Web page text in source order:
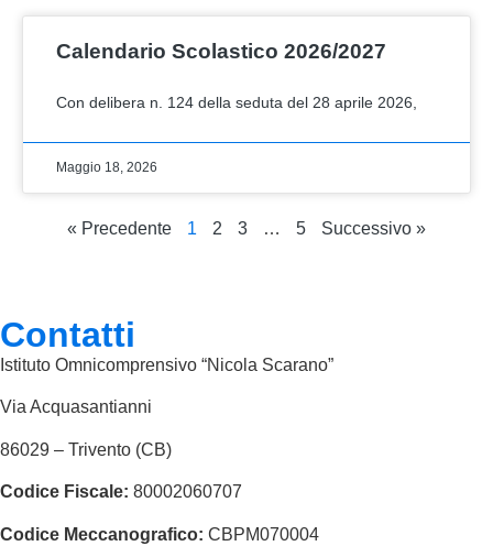
Calendario Scolastico 2026/2027
Con delibera n. 124 della seduta del 28 aprile 2026,
Maggio 18, 2026
« Precedente 1 2 3 … 5 Successivo »
Contatti
Istituto Omnicomprensivo “Nicola Scarano”
Via Acquasantianni
86029 – Trivento (CB)
Codice Fiscale: 80002060707
Codice Meccanografico: CBPM070004